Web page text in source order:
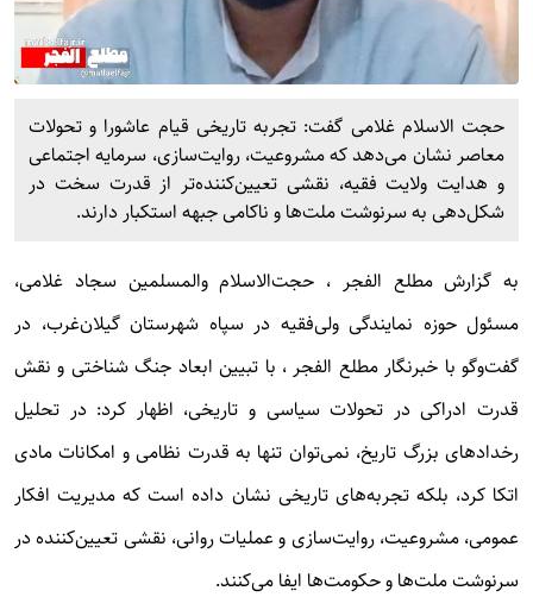
حجت الاسلام غلامی گفت: تجربه تاریخی قیام عاشورا و تحولات
معاصر نشان می‌دهد که مشروعیت، روایت‌سازی، سرمایه اجتماعی
و هدایت ولایت فقیه، نقشی تعیین‌کننده‌تر از قدرت سخت در
شکل‌دهی به سرنوشت ملت‌ها و ناکامی جبهه استکبار دارند.
به گزارشمطلع الفجر ، حجت‌الاسلام والمسلمین سجاد غلامی،
مسئول حوزه نمایندگی ولی‌فقیه در سپاه شهرستان گیلان‌غرب، در
گفت‌وگو با خبرنگار مطلع الفجر ، با تبیین ابعاد جنگ شناختی و نقش
قدرت ادراکی در تحولات سیاسی و تاریخی، اظهار کرد: در تحلیل
رخدادهای بزرگ تاریخ، نمی‌توان تنها به قدرت نظامی و امکانات مادی
اتکا کرد، بلکه تجربه‌های تاریخی نشان داده است که مدیریت افکار
عمومی، مشروعیت، روایت‌سازی و عملیات روانی، نقشی تعیین‌کننده در
سرنوشت ملت‌ها و حکومت‌ها ایفا می‌کنند.